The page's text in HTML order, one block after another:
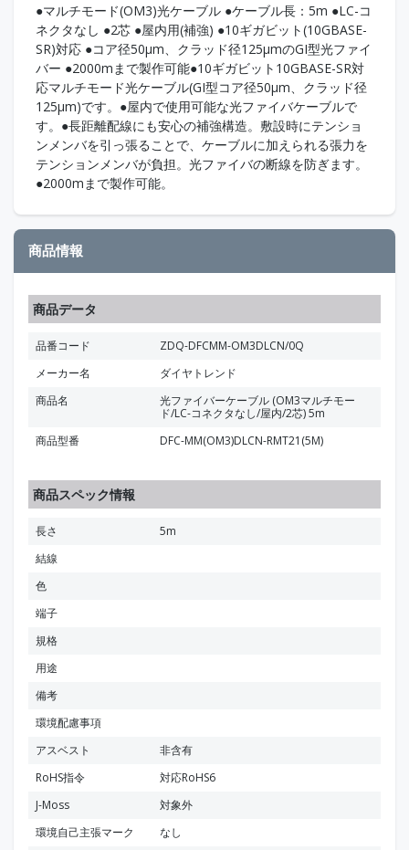
●マルチモード(OM3)光ケーブル ●ケーブル長：5m ●LC-コ
ネクタなし ●2芯 ●屋内用(補強) ●10ギガビット(10GBASE-
SR)対応 ●コア径50μm、クラッド径125μmのGI型光ファイ
バー ●2000mまで製作可能●10ギガビット10GBASE-SR対
応マルチモード光ケーブル(GI型コア径50μm、クラッド径
125μm)です。●屋内で使用可能な光ファイバケーブルで
す。●長距離配線にも安心の補強構造。敷設時にテンショ
ンメンバを引っ張ることで、ケーブルに加えられる張力を
テンションメンバが負担。光ファイバの断線を防ぎます。
●2000mまで製作可能。
商品情報
商品データ
品番コード
ZDQ-DFCMM-OM3DLCN/0Q
メーカー名
ダイヤトレンド
商品名
光ファイバーケーブル (OM3マルチモー
ド/LC-コネクタなし/屋内/2芯) 5m
商品型番
DFC-MM(OM3)DLCN-RMT21(5M)
商品スペック情報
長さ
5m
結線
色
端子
規格
用途
備考
環境配慮事項
アスベスト
非含有
RoHS指令
対応RoHS6
J-Moss
対象外
環境自己主張マーク
なし